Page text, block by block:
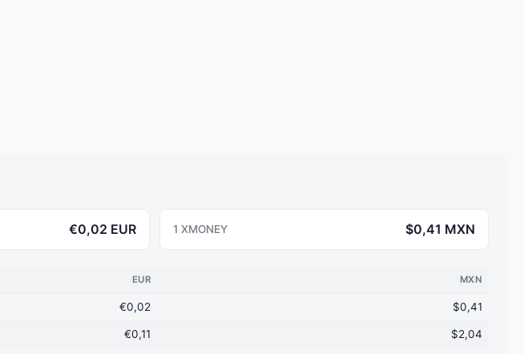
€0,02 EUR 1 XMONEY $0,41 MXN
EUR MXN
€0,02 $0,41
€0,11 $2,04